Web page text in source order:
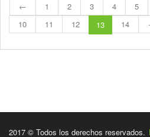
← 1 2 3 4 5
10
11 12 13 14
2017 © Todos los derechos reservados.